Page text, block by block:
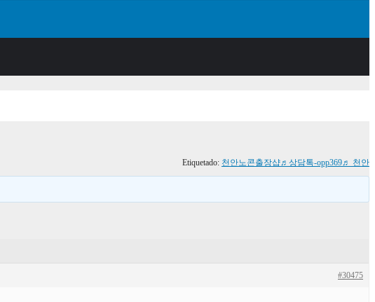
Etiquetado: 천안노콘출장샵♬상담톡-opp369♬ 천안
#30475